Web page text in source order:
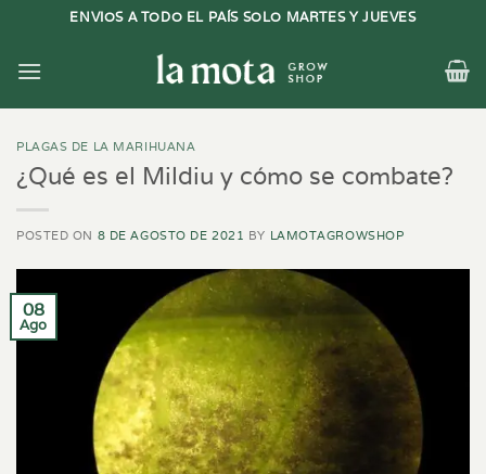
contenido
ENVIOS A TODO EL PAÍS SOLO MARTES Y JUEVES
PLAGAS DE LA MARIHUANA
¿Qué es el Mildiu y cómo se combate?
POSTED ON 8 DE AGOSTO DE 2021 BY LAMOTAGROWSHOP
08
Ago